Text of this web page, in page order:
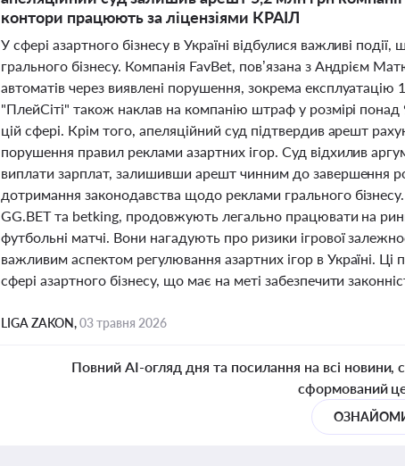
контори працюють за ліцензіями КРАІЛ
У сфері азартного бізнесу в Україні відбулися важливі
грального бізнесу. Компанія FavBet, пов’язана з Андрієм
автоматів через виявлені порушення, зокрема експлуатацію
"ПлейСіті" також наклав на компанію штраф у розмірі
цій сфері. Крім того, апеляційний суд підтвердив арешт
порушення правил реклами азартних ігор. Суд відхилив
виплати зарплат, залишивши арешт чинним до завершення
дотримання законодавства щодо реклами грального
GG.BET та betking, продовжують легально працювати на
футбольні матчі. Вони нагадують про ризики ігрової
важливим аспектом регулювання азартних ігор в Україні.
сфері азартного бізнесу, що має на меті забезпечити
LIGA ZAKON,03 травня 2026
Повний AI-огляд дня та посилання на всі новини,
сформований